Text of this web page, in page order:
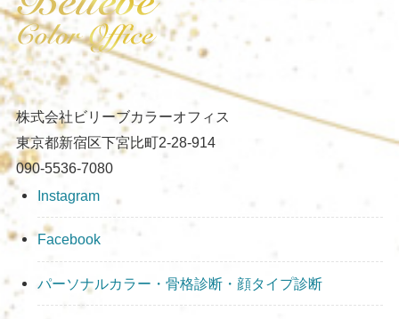
株式会社ビリーブカラーオフィス
東京都新宿区下宮比町2-28-914
090-5536-7080
Instagram
Facebook
パーソナルカラー・骨格診断・顔タイプ診断